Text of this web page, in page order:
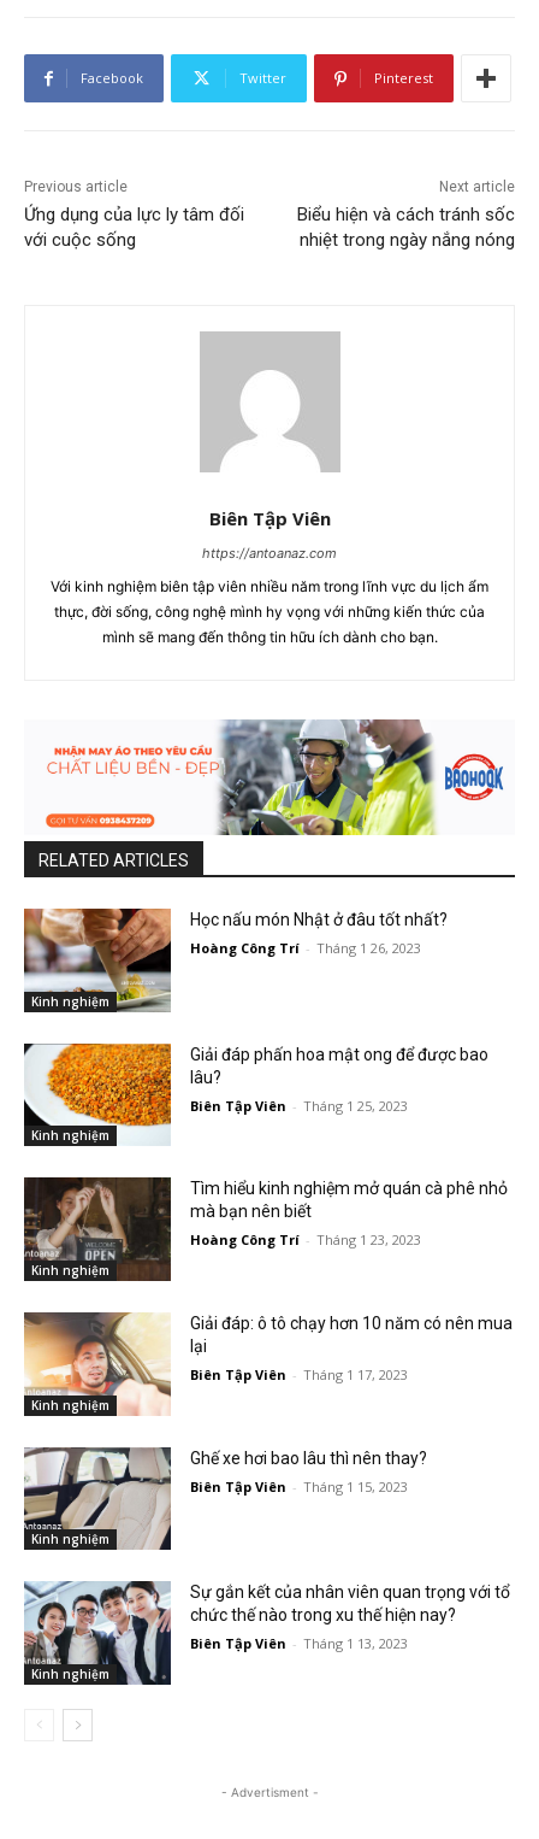
Facebook Twitter Pinterest
Previous article
Ứng dụng của lực ly tâm đối
với cuộc sống
Next article
Biểu hiện và cách tránh sốc
nhiệt trong ngày nắng nóng
Biên Tập Viên
https://antoanaz.com
Với kinh nghiệm biên tập viên nhiều năm trong lĩnh vực du lịch ẩm
thực, đời sống, công nghệ mình hy vọng với những kiến thức của
mình sẽ mang đến thông tin hữu ích dành cho bạn.
RELATED ARTICLES
Kinh nghiệm
Học nấu món Nhật ở đâu tốt nhất?
Hoàng Công Trí - Tháng 1 26, 2023
Kinh nghiệm
Giải đáp phấn hoa mật ong để được bao
lâu?
Biên Tập Viên - Tháng 1 25, 2023
Kinh nghiệm
Tìm hiểu kinh nghiệm mở quán cà phê nhỏ
mà bạn nên biết
Hoàng Công Trí - Tháng 1 23, 2023
Kinh nghiệm
Giải đáp: ô tô chạy hơn 10 năm có nên mua
lại
Biên Tập Viên - Tháng 1 17, 2023
Kinh nghiệm
Ghế xe hơi bao lâu thì nên thay?
Biên Tập Viên - Tháng 1 15, 2023
Kinh nghiệm
Sự gắn kết của nhân viên quan trọng với tổ
chức thế nào trong xu thế hiện nay?
Biên Tập Viên - Tháng 1 13, 2023
- Advertisment -